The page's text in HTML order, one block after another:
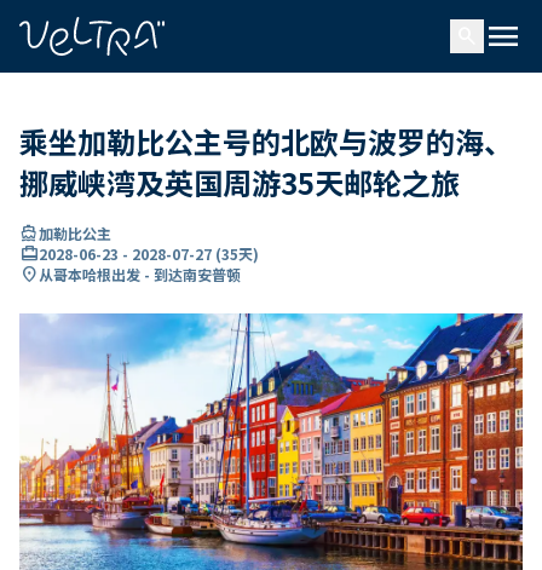
menu
乘坐加勒比公主号的北欧与波罗的海、
挪威峡湾及英国周游35天邮轮之旅
directions_boat加勒比公主
card_travel2028-06-23 - 2028-07-27 (35天)
location_on从哥本哈根出发 - 到达南安普顿